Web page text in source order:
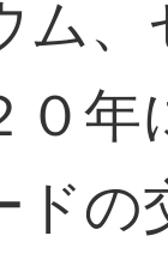
ム
０
ド